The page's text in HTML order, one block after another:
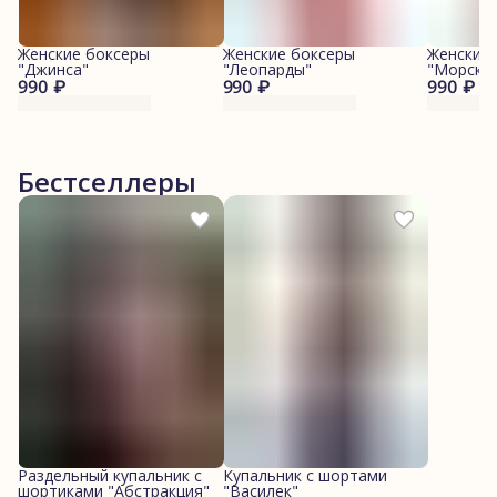
990 ₽
Женские боксеры
"Джинса"
990 ₽
Женские боксеры
"Леопарды"
990 ₽
Женские
Бестселлеры
Раздельный купальник с
шортиками "Абстракция"
Купальник с шортами
"Василек"